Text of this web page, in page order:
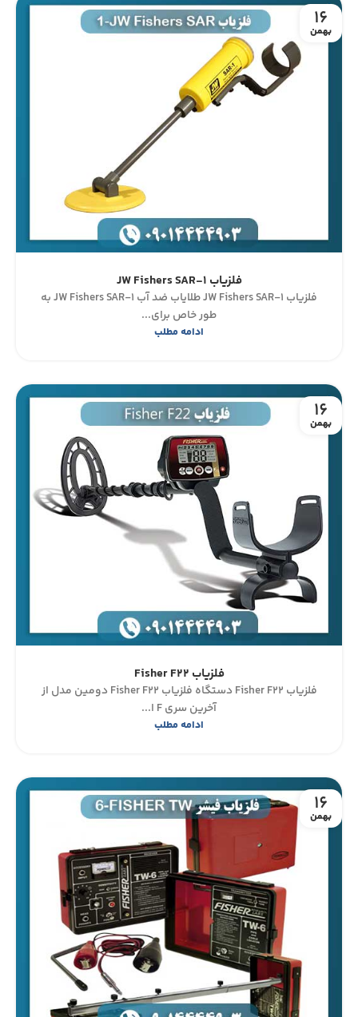
16
بهمن
فلزیاب JW Fishers SAR-1
فلزیاب JW Fishers SAR-1 طلایاب ضد آب JW Fishers SAR-1 به
طور خاص برای...
ادامه مطلب
16
بهمن
فلزیاب Fisher F22
فلزیاب Fisher F22 دستگاه فلزیاب Fisher F22 دومین مدل از
آخرین سری F ا...
ادامه مطلب
16
بهمن